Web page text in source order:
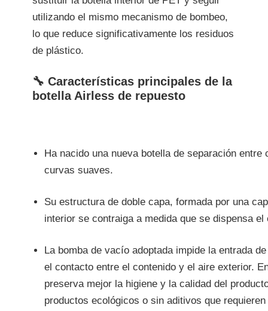
utilizando el mismo mecanismo de bombeo,
lo que reduce significativamente los residuos
de plástico.
🔧 Características principales de la
botella Airless de repuesto
Ha nacido una nueva botella de separación
curvas suaves.
Su estructura de doble capa, formada por una
interior se contraiga a medida que se dispensa
La bomba de vacío adoptada impide la entrada
el contacto entre el contenido y el aire exterior.
preserva mejor la higiene y la calidad del
productos ecológicos o sin aditivos que